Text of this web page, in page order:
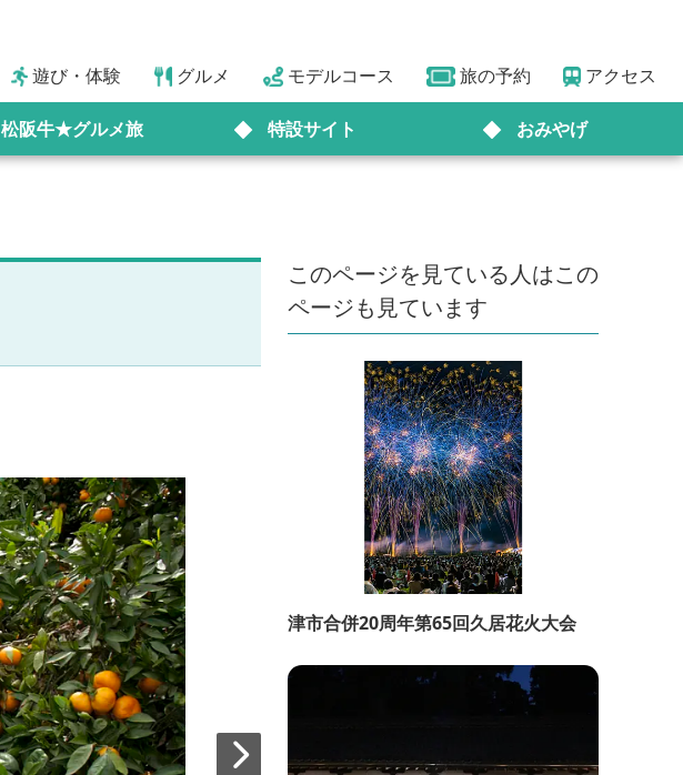
遊び・体験 グルメ モデルコース 旅の予約 アクセス
松阪牛★グルメ旅 特設サイト おみやげ
このページを見ている人はこの
ページも見ています
津市合併20周年第65回久居花火大会